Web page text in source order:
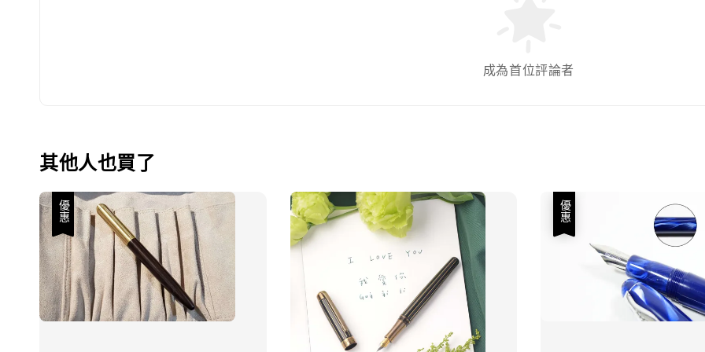
成為首位評論者
其他人也買了
優惠 優惠